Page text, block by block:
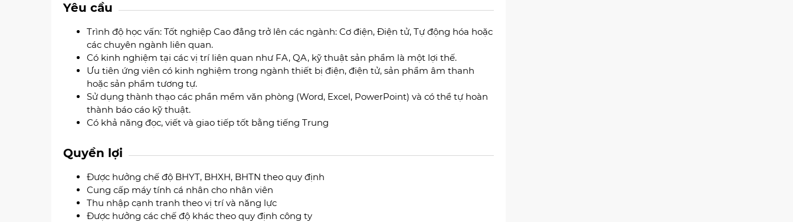
Yêu cầu
Trình độ học vấn: Tốt nghiệp Cao đẳng trở lên các ngành: Cơ điện, Điện tử, Tự động hóa hoặc
các chuyên ngành liên quan.
Có kinh nghiệm tại các vị trí liên quan như FA, QA, kỹ thuật sản phẩm là một lợi thế.
Ưu tiên ứng viên có kinh nghiệm trong ngành thiết bị điện, điện tử, sản phẩm âm thanh
hoặc sản phẩm tương tự.
Sử dụng thành thạo các phần mềm văn phòng (Word, Excel, PowerPoint) và có thể tự hoàn
thành báo cáo kỹ thuật.
Có khả năng đọc, viết và giao tiếp tốt bằng tiếng Trung
Quyền lợi
Được hưởng chế độ BHYT, BHXH, BHTN theo quy định
Cung cấp máy tính cá nhân cho nhân viên
Thu nhập cạnh tranh theo vị trí và năng lực
Được hưởng các chế độ khác theo quy định công ty